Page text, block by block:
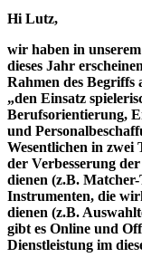
Hi Lutz,
wir haben in unserem
dieses Jahr
Rahmen des Begriffs
„den Einsatz
Berufsorientierung,
und
Wesentlichen in zwei
der Verbesserung
dienen (z.B.
Instrumenten, die
dienen (z.B.
gibt es Online und
Dienstleistung im